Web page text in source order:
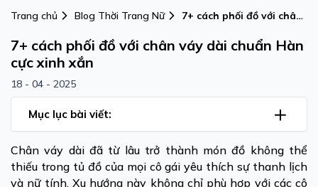
Trang chủ Blog Thời Trang Nữ
7+ cách phối đồ với chân
xinh xắn
7+ cách phối đồ với chân váy dài chuẩn Hàn
cực xinh xắn
18 - 04 - 2025
Mục lục bài viết:
Chân váy dài đã từ lâu trở thành món đồ không thể
thiếu trong tủ đồ của mọi cô gái yêu thích sự thanh lịch
và nữ tính. Xu hướng này không chỉ phù hợp với các cô